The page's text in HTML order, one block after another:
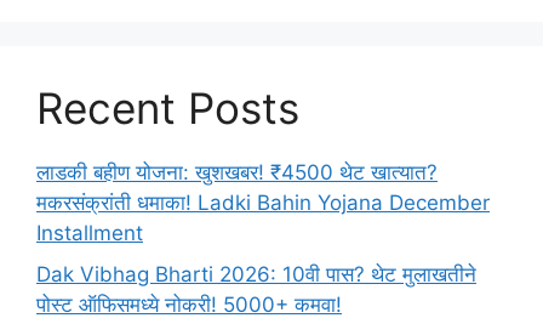
भाषेचे
–
Marathi
Bhasha)
Recent Posts
लाडकी बहीण योजना: खुशखबर! ₹4500 थेट खात्यात?
मकरसंक्रांती धमाका! Ladki Bahin Yojana December
Installment
Dak Vibhag Bharti 2026: 10वी पास? थेट मुलाखतीने
पोस्ट ऑफिसमध्ये नोकरी! 5000+ कमवा!